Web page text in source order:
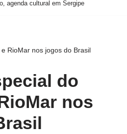
agenda cultural em Sergipe
RioMar nos jogos do Brasil
do
nos